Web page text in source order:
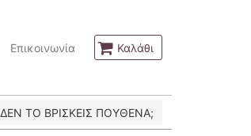
Επικοινωνία Καλάθι
ΔΕΝ ΤΟ ΒΡΙΣΚΕΙΣ ΠΟΥΘΕΝΑ;